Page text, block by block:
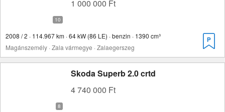
1 000 000 Ft
2008 / 2 · 114.967 km · 64 kW (86 LE) · benzin · 1390 cm³
Magánszemély · Zala vármegye · Zalaegerszeg
Skoda Superb 2.0 crtd
4 740 000 Ft